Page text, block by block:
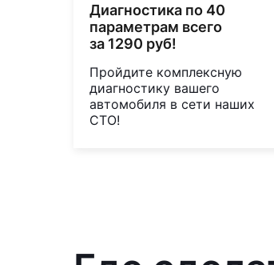
Диагностика по 40
параметрам всего
за 1290 руб!
Пройдите комплексную
диагностику вашего
автомобиля в сети наших
СТО!